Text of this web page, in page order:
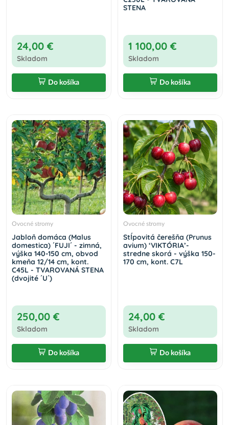
24,00 €
Skladom
Do košíka
STENA
1 100,00 €
Skladom
Do košíka
Ovocné stromy
Jabloň domáca (Malus
domestica) ´FUJI´ - zimná,
výška 140-150 cm, obvod
kmeňa 12/14 cm, kont.
C45L - TVAROVANÁ STENA
(dvojité ´U´)
250,00 €
Skladom
Do košíka
Ovocné stromy
Stĺpovitá čerešňa (Prunus
avium) ‘VIKTÓRIA’-
stredne skorá - výška 150-
170 cm, kont. C7L
24,00 €
Skladom
Do košíka